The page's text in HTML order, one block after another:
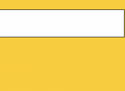
L'ultima canzone